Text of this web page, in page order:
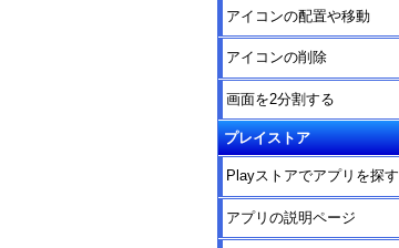
アイコンの配置や移動
アイコンの削除
画面を2分割する
プレイストア
Playストアでアプリを探す
アプリの説明ページ